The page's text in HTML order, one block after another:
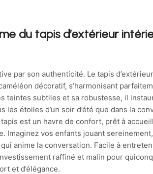
du tapis d’extérieur
par son authenticité. Le tapis
décoratif, s’harmonisant
teintes subtiles et sa robustesse, il
les étoiles d’un soir d’été que dans la
est un havre de confort, prêt à
Imaginez vos enfants jouant
anime la conversation. Facile à
raffiné et malin pour
et d’élégance.